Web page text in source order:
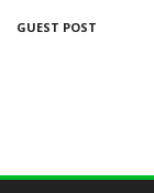
GUEST POST